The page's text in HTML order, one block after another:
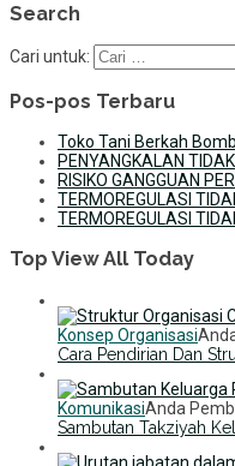
Search
Cari untuk:
Pos-pos Terbaru
Toko Tani Berkah
PENYANGKALAN
RISIKO GANGGUAN
TERMOREGULASI
TERMOREGULASI
Top View All Today
Konsep Organisasi
Cara Pendirian Dan
KomunikasiAnda
Sambutan Takziyah